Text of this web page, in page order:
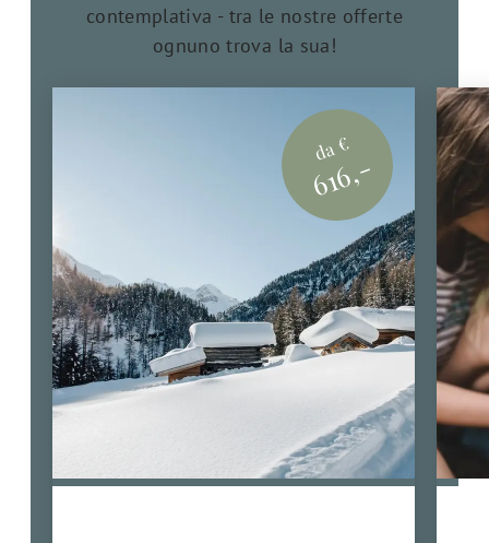
contemplativa - tra le nostre offerte
ognuno trova la sua!
da €
616,-